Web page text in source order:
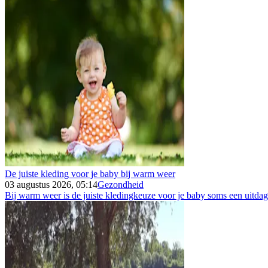
De juiste kleding voor je baby bij warm weer
03 augustus 2026, 05:14Gezondheid
Bij warm weer is de juiste kledingkeuze voor je baby soms een